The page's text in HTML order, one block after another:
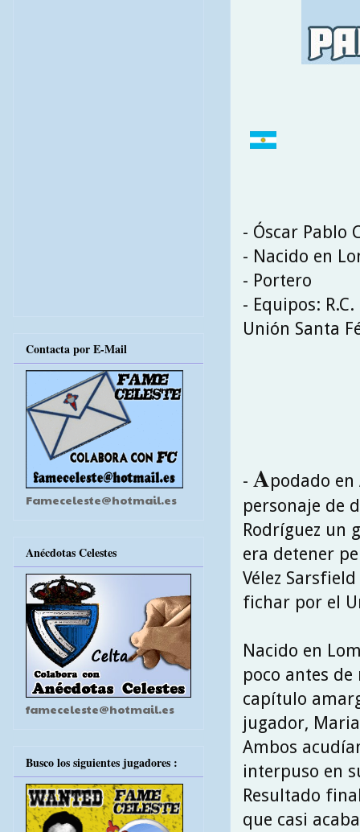
- Óscar Pablo
- Nacido en
- Portero
- Equipos:
Unión Santa
- Apodado
personaje de
Rodríguez un
era detener
Vélez
fichar por el
Nacido en
poco antes
capítulo
jugador,
Ambos
interpuso en
Resultado
que casi
Contacta por E-Mail
Fameceleste@hotmail.es
Anécdotas Celestes
fameceleste@hotmail.es
Busco los siguientes jugadores :